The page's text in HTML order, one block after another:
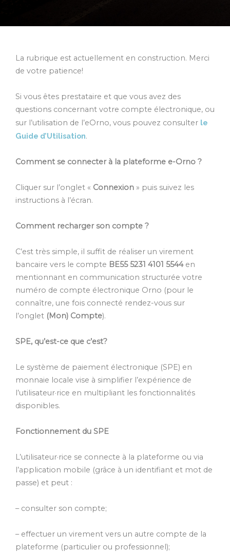
La rubrique est actuellement en construction. Merci
de votre patience!
Si vous êtes prestataire et que vous avez des
questions concernant votre compte électronique, ou
sur l’utilisation de l’eOrno, vous pouvez consulter le
Guide d’Utilisation.
Comment se connecter à la plateforme e-Orno ?
Cliquer sur l’onglet « Connexion » puis suivez les
instructions à l’écran.
Comment recharger son compte ?
C’est très simple, il suffit de réaliser un virement
bancaire vers le compte BE55 5231 4101 5544en
mentionnant en communication structurée votre
numéro de compte électronique Orno (pour le
connaître, une fois connecté rendez-vous sur
l’onglet (Mon) Compte).
SPE, qu’est-ce que c’est?
Le système de paiement électronique (SPE) en
monnaie locale vise à simplifier l’expérience de
l’utilisateur·rice en multipliant les fonctionnalités
disponibles.
Fonctionnement du SPE
L’utilisateur·rice se connecte à la plateforme ou via
l’application mobile (grâce à un identifiant et mot de
passe) et peut :
– consulter son compte;
– effectuer un virement vers un autre compte de la
plateforme (particulier ou professionnel);